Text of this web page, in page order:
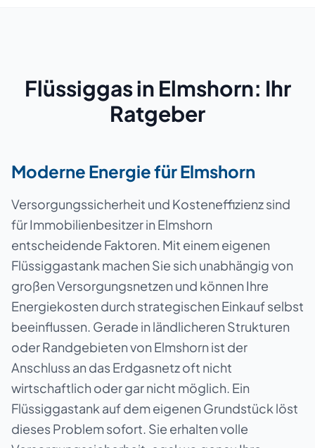
Flüssiggas in Elmshorn: Ihr
Ratgeber
Moderne Energie für Elmshorn
Versorgungssicherheit und Kosteneffizienz sind
für Immobilienbesitzer in Elmshorn
entscheidende Faktoren. Mit einem eigenen
Flüssiggastank machen Sie sich unabhängig von
großen Versorgungsnetzen und können Ihre
Energiekosten durch strategischen Einkauf selbst
beeinflussen. Gerade in ländlicheren Strukturen
oder Randgebieten von Elmshorn ist der
Anschluss an das Erdgasnetz oft nicht
wirtschaftlich oder gar nicht möglich. Ein
Flüssiggastank auf dem eigenen Grundstück löst
dieses Problem sofort. Sie erhalten volle